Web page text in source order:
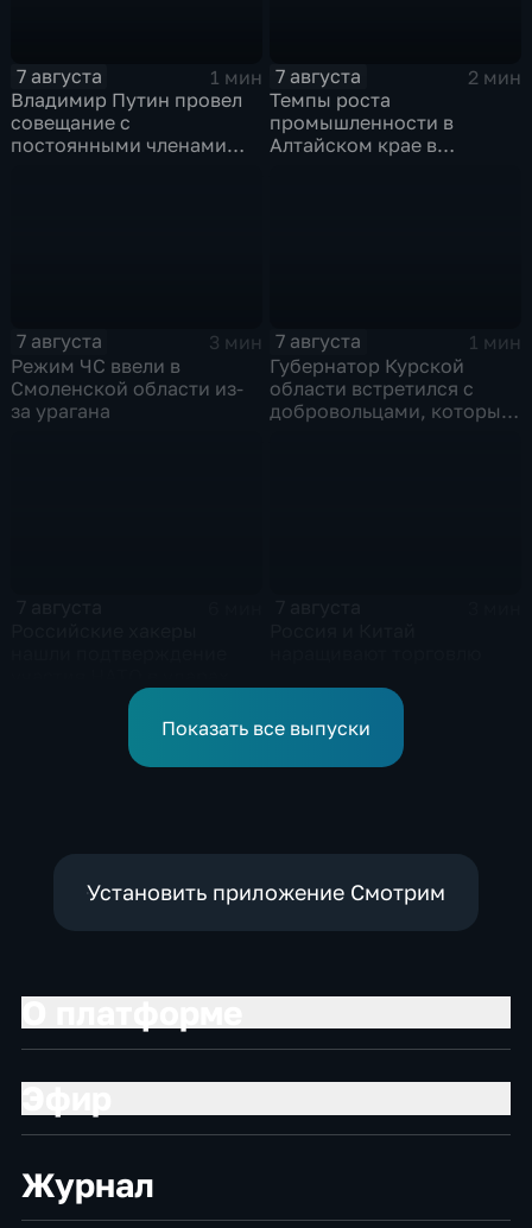
7 августа
1 мин
Владимир Путин провел
совещание с
постоянными членами
7 августа
2 мин
Темпы роста
промышленности в
Алтайском крае в
7 августа
3 мин
Режим ЧС ввели в
Смоленской области из-
за урагана
7 августа
1 мин
Губернатор Курской
области встретился с
добровольцами, которые
Показать все выпуски
Установить приложение Смотрим
Журнал